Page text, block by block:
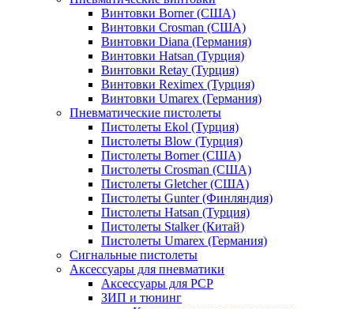
Винтовки Borner (США)
Винтовки Crosman (США)
Винтовки Diana (Германия)
Винтовки Hatsan (Турция)
Винтовки Retay (Турция)
Винтовки Reximex (Турция)
Винтовки Umarex (Германия)
Пневматические пистолеты
Пистолеты Ekol (Турция)
Пистолеты Blow (Турция)
Пистолеты Borner (США)
Пистолеты Crosman (США)
Пистолеты Gletcher (США)
Пистолеты Gunter (Финляндия)
Пистолеты Hatsan (Турция)
Пистолеты Stalker (Китай)
Пистолеты Umarex (Германия)
Сигнальные пистолеты
Аксессуары для пневматики
Аксессуары для PCP
ЗИП и тюнинг